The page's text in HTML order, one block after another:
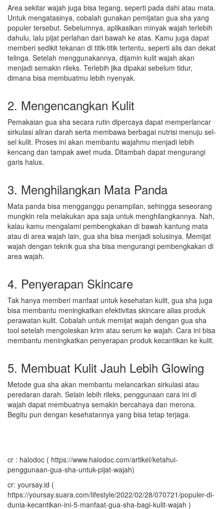
Area sekitar wajah juga bisa tegang, seperti pada dahi atau mata.
Untuk mengatasinya, cobalah gunakan pemijatan gua sha yang
populer tersebut. Sebelumnya, aplikasikan minyak wajah terlebih
dahulu, lalu pijat perlahan dari bawah ke atas. Kamu juga dapat
memberi sedikit tekanan di titik-titik tertentu, seperti alis dan dekat
telinga. Setelah menggunakannya, dijamin kulit wajah akan
menjadi semakin rileks. Terlebih jika dipakai sebelum tidur,
dimana bisa membuatmu lebih nyenyak.
2. Mengencangkan Kulit
Pemakaian gua sha secara rutin dipercaya dapat memperlancar
sirkulasi aliran darah serta membawa berbagai nutrisi menuju sel-
sel kulit. Proses ini akan membantu wajahmu menjadi lebih
kencang dan tampak awet muda. Ditambah dapat mengurangi
garis halus.
3. Menghilangkan Mata Panda
Mata panda bisa mengganggu penampilan, sehingga seseorang
mungkin rela melakukan apa saja untuk menghilangkannya. Nah,
kalau kamu mengalami pembengkakan di bawah kantung mata
atau di area wajah lain, gua sha bisa menjadi solusinya. Memijat
wajah dengan teknik gua sha bisa mengurangi pembengkakan di
area wajah.
4. Penyerapan Skincare
Tak hanya memberi manfaat untuk kesehatan kulit, gua sha juga
bisa membantu meningkatkan efektivitas skincare alias produk
perawatan kulit. Cobalah untuk memijat wajah dengan gua sha
tool setelah mengoleskan krim atau serum ke wajah. Cara ini bisa
membantu meningkatkan penyerapan produk kecantikan ke kulit.
5. Membuat Kulit Jauh Lebih Glowing
Metode gua sha akan membantu melancarkan sirkulasi atau
peredaran darah. Selain lebih rileks, penggunaan cara ini di
wajah dapat membuatnya semakin bercahaya dan merona.
Begitu pun dengan kesehatannya yang bisa tetap terjaga.
cr : halodoc ( https://www.halodoc.com/artikel/ketahui-
penggunaan-gua-sha-untuk-pijat-wajah)
cr: yoursay.id (
https://yoursay.suara.com/lifestyle/2022/02/28/070721/populer-di-
dunia-kecantikan-ini-5-manfaat-gua-sha-bagi-kulit-wajah )